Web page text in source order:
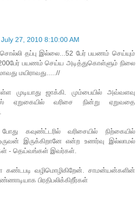
27, 2010 8:10:00 AM
தப்பு இல்லை...52 பேர் பயணம் செய்யும்
200பேர் பயணம் செய்ய அடித்துகொள்ளும் நிலை
மயிராவது.....//
முடியாது ஜாக்கி. மும்பையில் அவ்வளவு
ஏறுகையில் வரிசை நின்று ஏறுவதை
கவுண்ட்டரில் வரிசையில் நிற்கையில்
இருக்கிறானே என்ற உணர்வு இல்லாமல்
- தெய்வங்கள் இவர்கள்.
கண்டபடி வழிமொழிகிறேன். சாமன்யன்களின்
பிரதிபலிக்கிறீர்கள்